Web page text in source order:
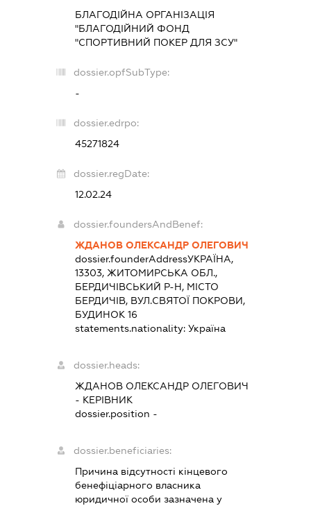
БЛАГОДІЙНА ОРГАНІЗАЦІЯ
"БЛАГОДІЙНИЙ ФОНД
"СПОРТИВНИЙ ПОКЕР ДЛЯ ЗСУ"
dossier.opfSubType:
-
dossier.edrpo:
45271824
dossier.regDate:
12.02.24
dossier.foundersAndBenef:
ЖДАНОВ ОЛЕКСАНДР ОЛЕГОВИЧ
dossier.founderAddressУКРАЇНА,
13303, ЖИТОМИРСЬКА ОБЛ.,
БЕРДИЧІВСЬКИЙ Р-Н, МІСТО
БЕРДИЧІВ, ВУЛ.СВЯТОЇ ПОКРОВИ,
БУДИНОК 16
statements.nationality: Україна
dossier.heads:
ЖДАНОВ ОЛЕКСАНДР ОЛЕГОВИЧ
- КЕРІВНИК
dossier.position -
dossier.beneficiaries:
Причина відсутності кінцевого
бенефіціарного власника
юридичної особи зазначена у